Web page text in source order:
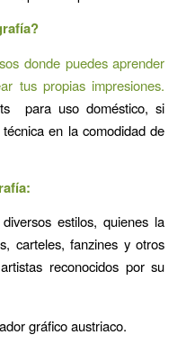
donde puedes aprender
tus propias impresiones.
para uso doméstico, si
en la comodidad de
estilos, quienes la
carteles, fanzines y otros
reconocidos por su
gráfico austriaco.